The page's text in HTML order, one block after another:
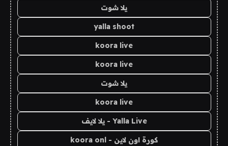
يلا شوت
yalla shoot
koora live
koora live
يلا شوت
koora live
Yalla Live - يلا لايف
كورة اون لاين - koora onl